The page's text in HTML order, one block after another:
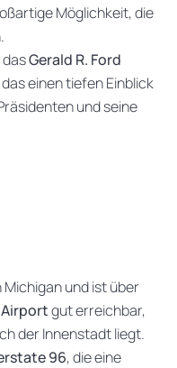
Möglichkeit, die
Gerald R. Ford
einen tiefen Einblick
und seine
und ist über
gut erreichbar,
der Innenstadt liegt.
96, die eine